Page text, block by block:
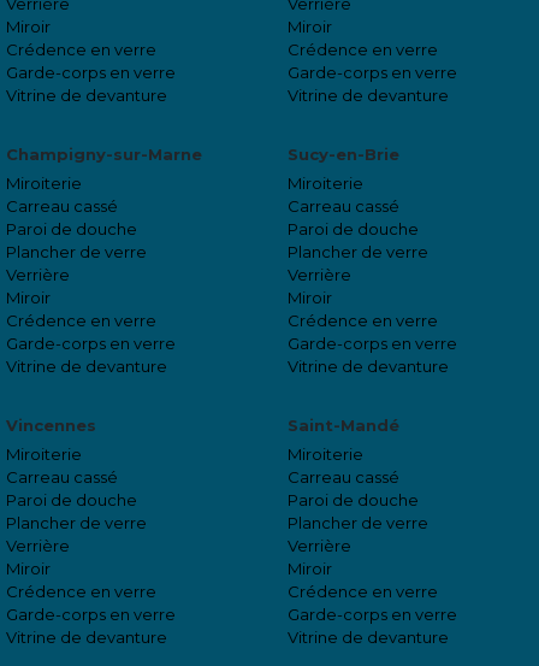
Miroir
Crédence en verre
Garde-corps en verre
Vitrine de devanture
Miroir
Crédence en verre
Garde-corps en verre
Vitrine de devanture
Champigny-sur-Marne
Miroiterie
Carreau cassé
Paroi de douche
Plancher de verre
Verrière
Miroir
Crédence en verre
Garde-corps en verre
Vitrine de devanture
Sucy-en-Brie
Miroiterie
Carreau cassé
Paroi de douche
Plancher de verre
Verrière
Miroir
Crédence en verre
Garde-corps en verre
Vitrine de devanture
Vincennes
Miroiterie
Carreau cassé
Paroi de douche
Plancher de verre
Verrière
Miroir
Crédence en verre
Garde-corps en verre
Vitrine de devanture
Saint-Mandé
Miroiterie
Carreau cassé
Paroi de douche
Plancher de verre
Verrière
Miroir
Crédence en verre
Garde-corps en verre
Vitrine de devanture